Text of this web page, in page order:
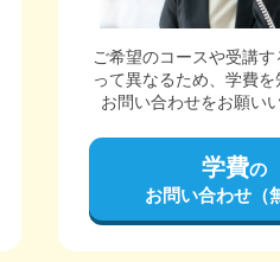
ご希望のコースや受講す
って異なるため、学費
お問い合わせをお願い
学費の
お問い合わせ（